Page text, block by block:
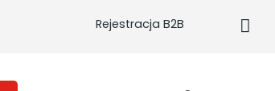
Rejestracja B2B